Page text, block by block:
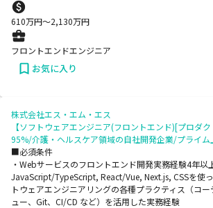
610万円〜2,130万円
フロントエンドエンジニア
お気に入り
株式会社エス・エム・エス
【ソフトウェアエンジニア(フロントエンド)[プロダ
95%/介護・ヘルスケア領域の自社開発企業/プライム
■必須条件
・Webサービスのフロントエンド開発実務経験4年以
JavaScript/TypeScript, React/Vue, Next.js, CSSを使
トウェアエンジニアリングの各種プラクティス（コ
ュー、Git、CI/CD など）を活用した実務経験